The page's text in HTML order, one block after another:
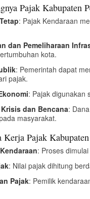
Pajak Kabupaten
: Pajak Kendaraan
dan Pemeliharaan
kota.
: Pemerintah dapat
pajak.
: Pajak digunakan
dan Bencana:
masyarakat.
Kerja Pajak
: Proses
: Nilai pajak dihitung
Pajak: Pemilik